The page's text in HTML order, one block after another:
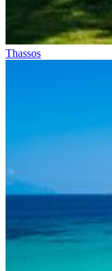
Thassos